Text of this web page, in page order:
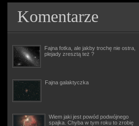
Komentarze
Fajna fotka, ale jakby trochę nie ostra,
plejady zresztą też ?
Fajna galaktyczka
Wiem jaki jest powód podwójnego
spajka. Chyba w tym roku to zrobię